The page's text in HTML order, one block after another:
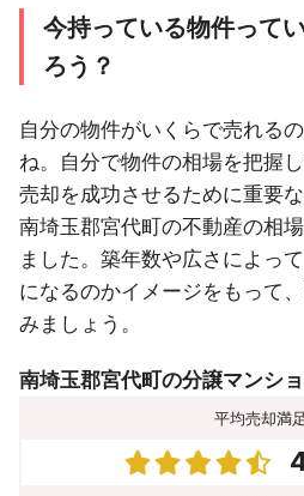
今持っている物件って
ろう？
自分の物件がいくらで売れる
ね。自分で物件の相場を把握
売却を成功させるために重要
南埼玉郡宮代町の不動産の相
ました。築年数や広さによっ
になるのかイメージをもって
みましょう。
南埼玉郡宮代町の分譲マンシ
平均売却満